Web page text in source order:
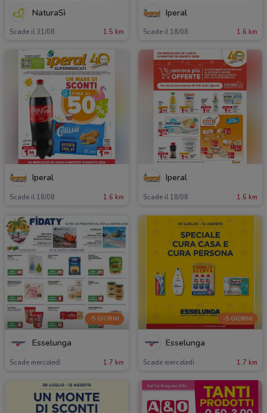
NaturaSì
Scade il 31/08 1.5 km
Iperal
Scade il 18/08 1.6 km
Iperal
Scade il 18/08 1.6 km
Iperal
Scade il 18/08 1.6 km
-5 GIORNI
Esselunga
Scade mercoledì 1.7 km
-5 GIORNI
Esselunga
Scade mercoledì 1.7 km